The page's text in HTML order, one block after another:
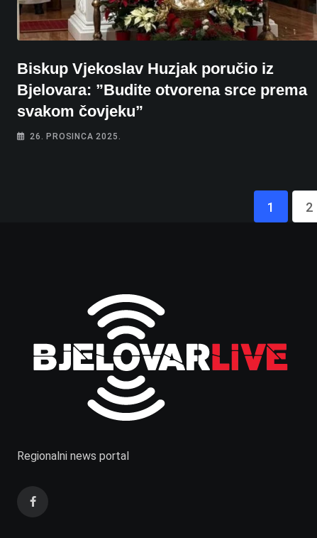
Biskup Vjekoslav Huzjak poručio iz
Bjelovara: ”Budite otvorena srce prema
svakom čovjeku”
26. PROSINCA 2025.
1 2
Regionalni news portal